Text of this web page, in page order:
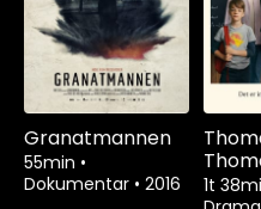
Granatmannen
55min •
Dokumentar • 2016 1t